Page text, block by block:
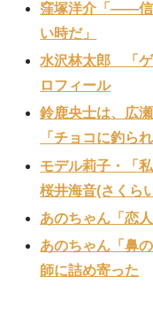
窪塚洋介「——信
い時だ」
水沢林太郎 「ゲ
ロフィール
鈴鹿央士は、広
「チョコに釣られ
モデル莉子・「
桜井海音(さくら
あのちゃん「恋
あのちゃん「鼻
師に詰め寄った